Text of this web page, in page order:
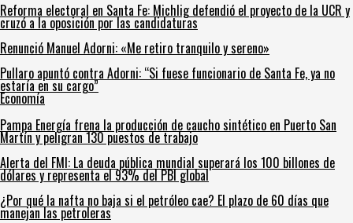
Reforma electoral en Santa Fe: Michlig defendió el proyecto de la UCR y
cruzó a la oposición por las candidaturas
Renunció Manuel Adorni: «Me retiro tranquilo y sereno»
Pullaro apuntó contra Adorni: “Si fuese funcionario de Santa Fe, ya no
estaría en su cargo”
Economía
Pampa Energía frena la producción de caucho sintético en Puerto San
Martín y peligran 130 puestos de trabajo
Alerta del FMI: La deuda pública mundial superará los 100 billones de
dólares y representa el 93% del PBI global
¿Por qué la nafta no baja si el petróleo cae? El plazo de 60 días que
manejan las petroleras